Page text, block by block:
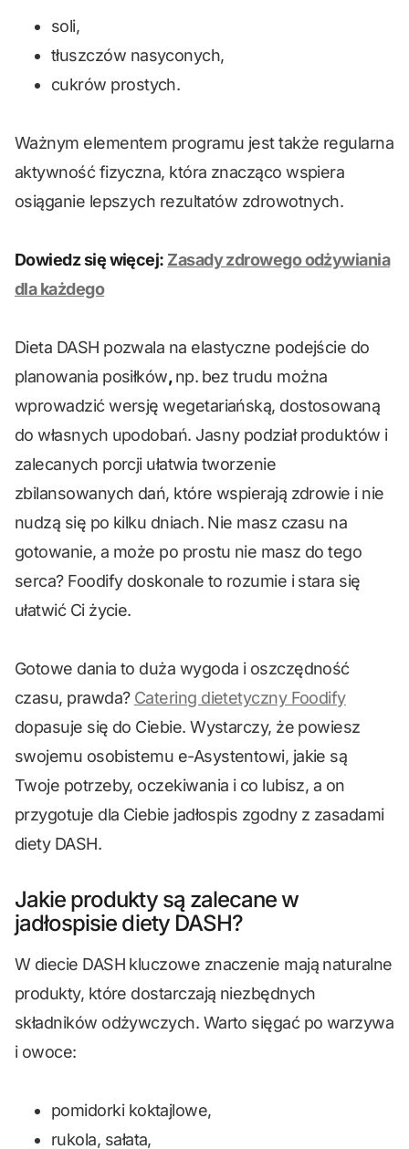
soli,
tłuszczów nasyconych,
cukrów prostych.
Ważnym elementem programu jest także regularna
aktywność fizyczna, która znacząco wspiera
osiąganie lepszych rezultatów zdrowotnych.
Dowiedz się więcej: Zasady zdrowego odżywiania
dla każdego
Dieta DASH pozwala na elastyczne podejście do
planowania posiłków,np. bez trudu można
wprowadzić wersję wegetariańską, dostosowaną
do własnych upodobań. Jasny podział produktów i
zalecanych porcji ułatwia tworzenie
zbilansowanych dań, które wspierają zdrowie i nie
nudzą się po kilku dniach. Nie masz czasu na
gotowanie, a może po prostu nie masz do tego
serca? Foodify doskonale to rozumie i stara się
ułatwić Ci życie.
Gotowe dania to duża wygoda i oszczędność
czasu, prawda? Catering dietetyczny Foodify
dopasuje się do Ciebie. Wystarczy, że powiesz
swojemu osobistemu e-Asystentowi, jakie są
Twoje potrzeby, oczekiwania i co lubisz, a on
przygotuje dla Ciebie jadłospis zgodny z zasadami
diety DASH.
Jakie produkty są zalecane w
jadłospisie diety DASH?
W diecie DASH kluczowe znaczenie mają naturalne
produkty, które dostarczają niezbędnych
składników odżywczych. Warto sięgać po warzywa
i owoce:
pomidorki koktajlowe,
rukola, sałata,